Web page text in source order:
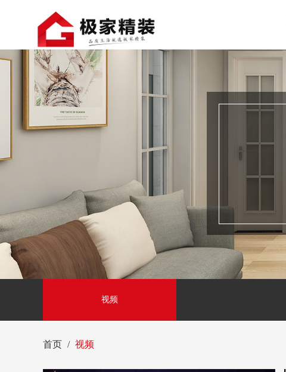
视频
首页 视频